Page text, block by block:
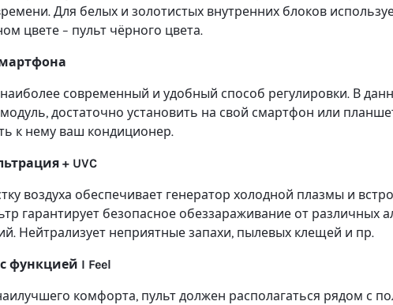
Для белых и золотистых внутренних блоков
цвете – пульт чёрного цвета.
современный и удобный способ регулировки. В
достаточно установить на свой смартфон или
к нему ваш кондиционер.
+ UVC
воздуха обеспечивает генератор холодной плазмы и
гарантирует безопасное обеззараживание от различных
Нейтрализует неприятные запахи, пылевых клещей и пр.
функцией I Feel
комфорта, пульт должен располагаться рядом с